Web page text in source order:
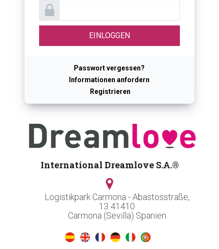
Passwort vergessen?
Informationen anfordern
Registrieren
International Dreamlove S.A.®
Logistikpark Carmona - Abastosstraße,
13 41410
Carmona (Sevilla) Spanien